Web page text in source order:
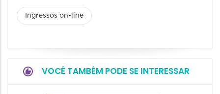
Ingressos on-line
VOCÊ TAMBÉM PODE SE INTERESSAR